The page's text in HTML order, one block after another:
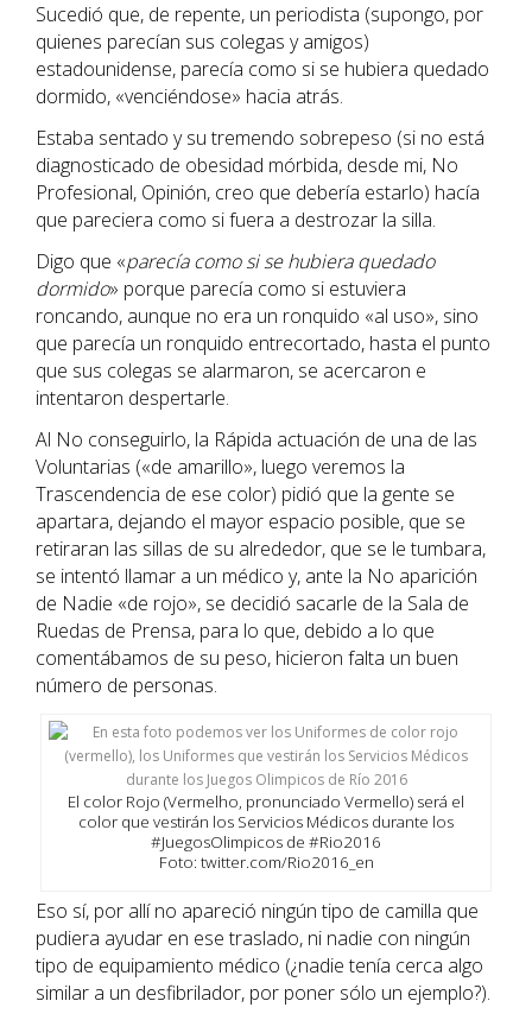
Sucedió que, de repente, un periodista (supongo, por
quienes parecían sus colegas y amigos)
estadounidense, parecía como si se hubiera quedado
dormido, «venciéndose» hacia atrás.
Estaba sentado y su tremendo sobrepeso (si no está
diagnosticado de obesidad mórbida, desde mi, No
Profesional, Opinión, creo que debería estarlo) hacía
que pareciera como si fuera a destrozar la silla.
Digo que «parecía como si se hubiera quedado
dormido» porque parecía como si estuviera
roncando, aunque no era un ronquido «al uso», sino
que parecía un ronquido entrecortado, hasta el punto
que sus colegas se alarmaron, se acercaron e
intentaron despertarle.
Al No conseguirlo, la Rápida actuación de una de las
Voluntarias («de amarillo», luego veremos la
Trascendencia de ese color) pidió que la gente se
apartara, dejando el mayor espacio posible, que se
retiraran las sillas de su alrededor, que se le tumbara,
se intentó llamar a un médico y, ante la No aparición
de Nadie «de rojo», se decidió sacarle de la Sala de
Ruedas de Prensa, para lo que, debido a lo que
comentábamos de su peso, hicieron falta un buen
número de personas.
El color Rojo (Vermelho, pronunciado Vermello) será el
color que vestirán los Servicios Médicos durante los
#JuegosOlimpicos de #Rio2016
Foto: twitter.com/Rio2016_en
Eso sí, por allí no apareció ningún tipo de camilla que
pudiera ayudar en ese traslado, ni nadie con ningún
tipo de equipamiento médico (¿nadie tenía cerca algo
similar a un desfibrilador, por poner sólo un ejemplo?).